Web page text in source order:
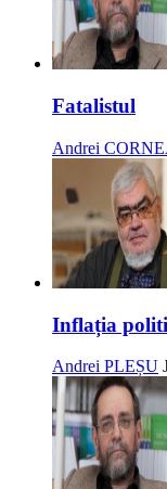
Fatalistul
Andrei
Inflația
Andrei PLEȘU